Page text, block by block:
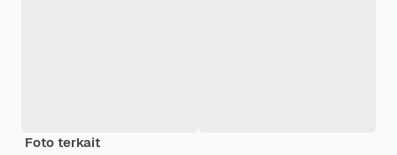
Foto terkait